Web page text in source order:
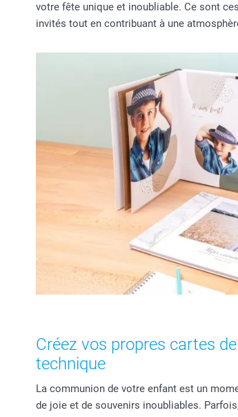
votre fête unique et inoubliable. Ce sont
invités tout en contribuant à une
Créez vos propres cartes
technique
La communion de votre enfant est un
de joie et de souvenirs inoubliables.